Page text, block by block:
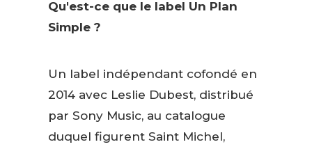
Qu'est-ce que le label Un Plan
Simple ?
Un label indépendant cofondé en
2014 avec Leslie Dubest, distribué
par Sony Music, au catalogue
duquel figurent Saint Michel,